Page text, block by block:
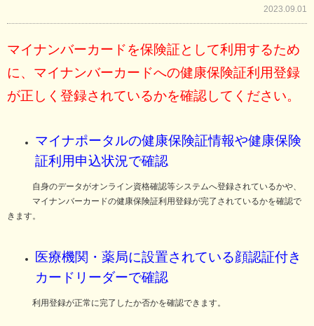
2023.09.01
マイナンバーカードを保険証として利用するため
に、マイナンバーカードへの健康保険証利用登録
が正しく登録されているかを確認してください。
マイナポータルの健康保険証情報や健康保険
証利用申込状況で確認
自身のデータがオンライン資格確認等システムへ登録されているかや、
マイナンバーカードの健康保険証利用登録が完了されているかを確認で
きます。
医療機関・薬局に設置されている顔認証付き
カードリーダーで確認
利用登録が正常に完了したか否かを確認できます。